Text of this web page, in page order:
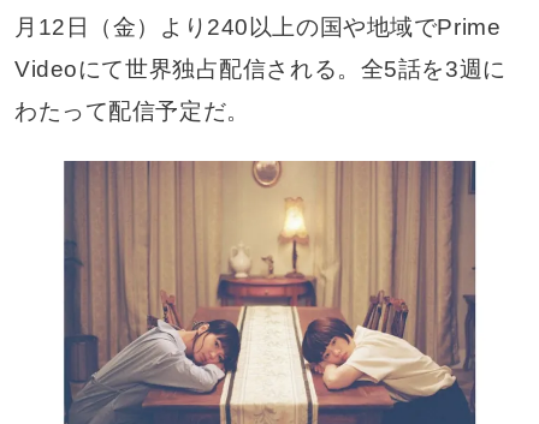
月12日（金）より240以上の国や地域でPrime
Videoにて世界独占配信される。全5話を3週に
わたって配信予定だ。